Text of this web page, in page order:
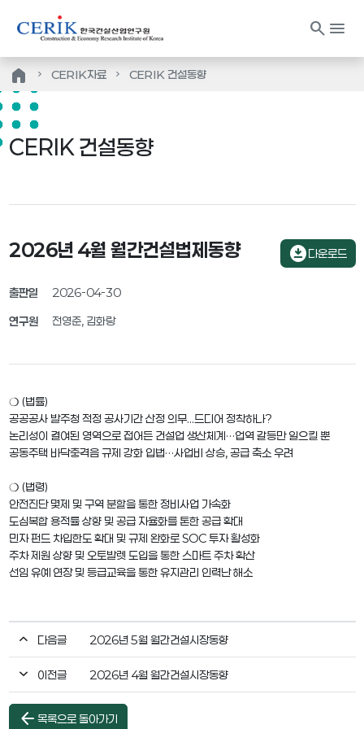
search menu
home CERIK자료 CERIK 건설동향
CERIK 건설동향
2026년 4월 월간건설법제동향
출판일 2026-04-30
연구원 전영준, 김화랑
download_for_offline다운로드
❍ (법률)
공공공사 발주청 적정 공사기간 산정 의무...드디어 정착하나?
논리성이 결여된 영역으로 접어든 건설업 생산체계…업역 갈등만 일으킬 뿐
공동주택 바닥충격음 규제 강화 입법…사업비 상승, 공급 축소 우려
❍ (법령)
안전진단 몇제 및 구역 분할을 통한 정비사업 가속화
도심복합 용적률 상향 및 공급 자율화를 톤한 공급 확대
민자 펀드 차입한도 확대 및 규제 완화로 SOC 투자 활성화
주차 제원 상향 및 오토발렛 도입을 통한 스마트 주차 확산
선임 유예 연장 및 등급교육을 통한 유지관리 인력난 해소
다음글 2026년 5월 월간건설시장동향
이전글 2026년 4월 월간건설시장동향
arrow_back 목록으로 돌아가기